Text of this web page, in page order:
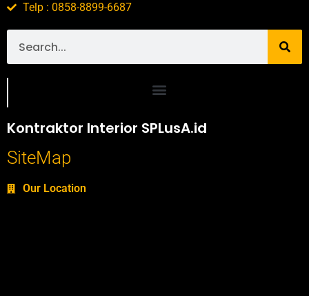
Telp : 0858-8899-6687
Kontraktor Interior SPLusA.id
SiteMap
Our Location